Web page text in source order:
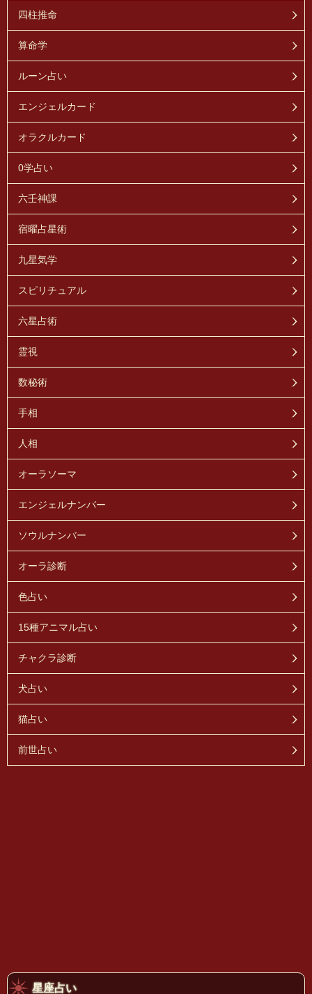
四柱推命
算命学
ルーン占い
エンジェルカード
オラクルカード
0学占い
六壬神課
宿曜占星術
九星気学
スピリチュアル
六星占術
霊視
数秘術
手相
人相
オーラソーマ
エンジェルナンバー
ソウルナンバー
オーラ診断
色占い
15種アニマル占い
チャクラ診断
犬占い
猫占い
前世占い
星座占い